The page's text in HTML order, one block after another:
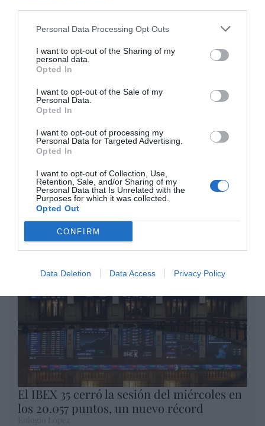
Personal Data Processing Opt Outs
I want to opt-out of the Sharing of my
personal data.
Opted In
I want to opt-out of the Sale of my
Personal Data.
Opted In
I want to opt-out of processing my
Personal Data for Targeted Advertising.
Opted In
I want to opt-out of Collection, Use,
Retention, Sale, and/or Sharing of my
Personal Data that Is Unrelated with the
Purposes for which it was collected.
Opted Out
CONFIRM
Data Deletion Data Access Privacy Policy
por Hispanidad
Artículos anteriores
DIARIO DE LA CORRUPCIÓN SANCHISTA
Audiencia Nacional prorroga seis meses la
investigación del caso Koldo, ante el
ingente material incautado por la UCO
por Redacción
Opinión
Enormes minucias
por Eulogio López
El IBEX 35 cerró la sesión del miércoles en
los 20.057 puntos, un nuevo récord